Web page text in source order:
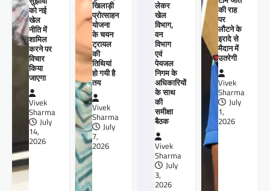
को नई
खेल
नीति में
शामिल
करने पर
विचार
किया
जाएगा
Vivek
Sharma
July
14,
2026
खिलाड़ी
प्रोत्साहन
योजना
के चयन
ट्रायल
की
तिथियां
हो गयी है
तय
Vivek
Sharma
July
7,
2026
लेकर
खेल
विभाग,
वन
विभाग
एवं
पेयजल
निगम के
अधिकारियों
के साथ
की
समीक्षा
बैठक
Vivek
Sharma
July
3,
2026
की राह
पर
लौटने के
इरादे से
मैदान में
उतरेगी
Vivek
Sharma
July
1,
2026